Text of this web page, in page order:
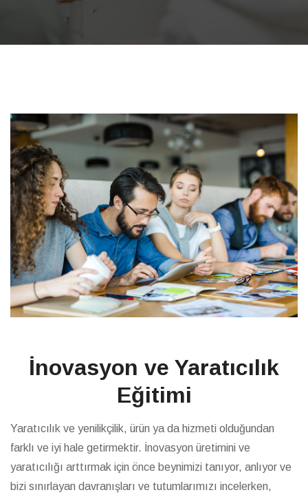
İnovasyon ve Yaratıcılık
Eğitimi
Yaratıcılık ve yenilikçilik, ürün ya da hizmeti olduğundan
farklı ve iyi hale getirmektir. İnovasyon üretimini ve
yaratıcılığı arttırmak için önce beynimizi tanıyor, anlıyor ve
bizi sınırlayan davranışları ve tutumlarımızı incelerken,